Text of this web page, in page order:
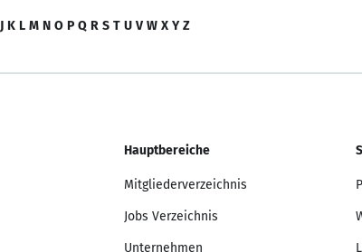
J K L M N O P Q R S T U V W X Y Z
Hauptbereiche
Mitgliederverzeichnis
Jobs Verzeichnis
Unternehmen